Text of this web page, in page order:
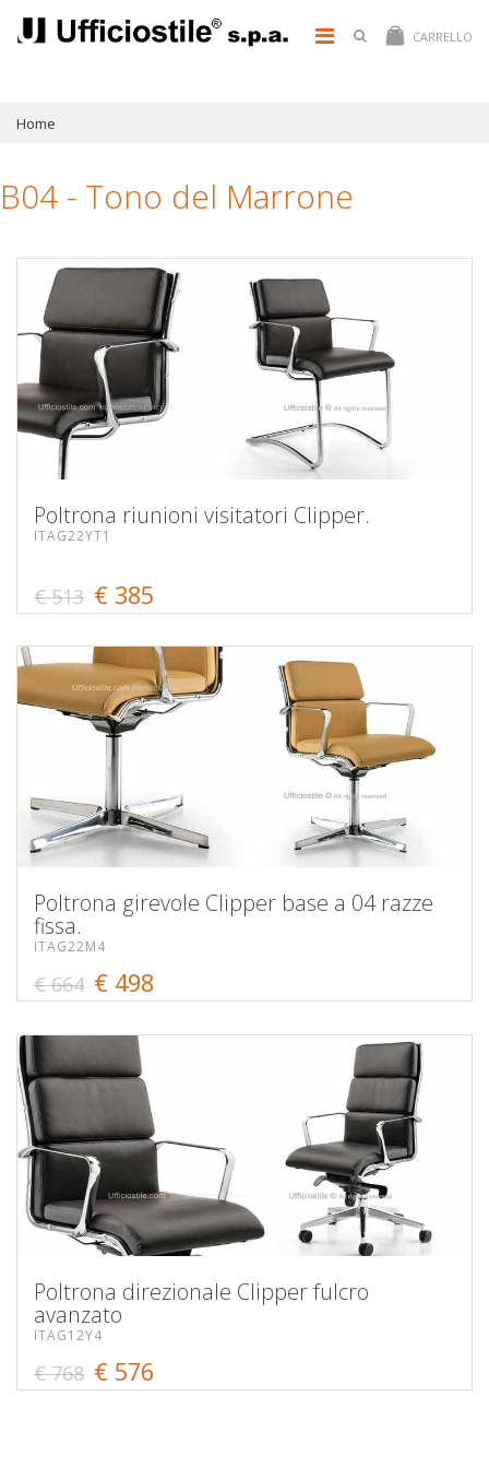
CARRELLO
Home
B04 - Tono del Marrone
Poltrona riunioni visitatori Clipper.
ITAG22YT1
€ 513 € 385
Poltrona girevole Clipper base a 04 razze
fissa.
ITAG22M4
€ 664 € 498
Poltrona direzionale Clipper fulcro
avanzato
ITAG12Y4
€ 768 € 576